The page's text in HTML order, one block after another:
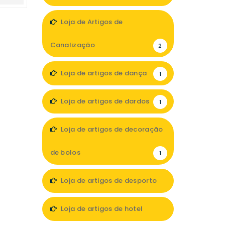
Loja de Artigos de
Canalização 2
Loja de artigos de dança 1
Loja de artigos de dardos 1
Loja de artigos de decoração
de bolos 1
Loja de artigos de desporto
Loja de artigos de hotel